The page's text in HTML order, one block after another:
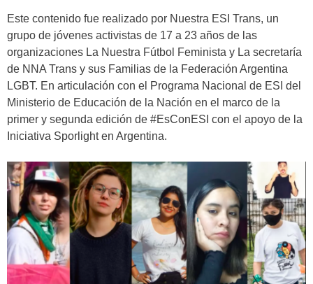
Este contenido fue realizado por Nuestra ESI Trans, un
grupo de jóvenes activistas de 17 a 23 años de las
organizaciones La Nuestra Fútbol Feminista y La secretaría
de NNA Trans y sus Familias de la Federación Argentina
LGBT. En articulación con el Programa Nacional de ESI del
Ministerio de Educación de la Nación en el marco de la
primer y segunda edición de #EsConESI con el apoyo de la
Iniciativa Sporlight en Argentina.